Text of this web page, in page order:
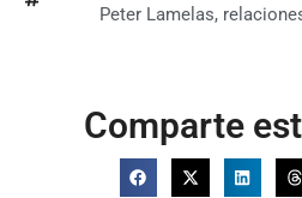
Peter Lamelas,
Comparte